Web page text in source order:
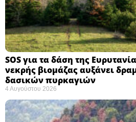
SOS για τα δάση της
νεκρής βιομάζας αυξάνει
δασικών πυρκαγιών
4 Αυγούστου 2026